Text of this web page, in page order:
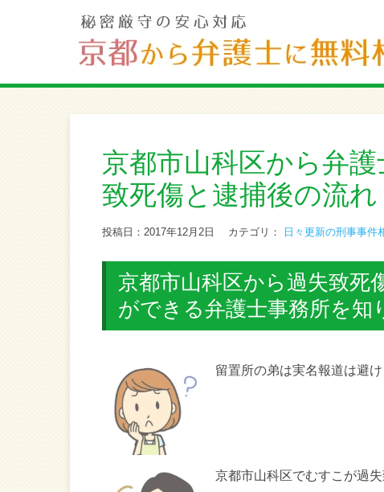
京都市山科区から弁
致死傷と逮捕後の流れ
投稿日：2017年12月2日 カテゴリ： 日々更新の刑事事件
京都市山科区から過失致死
ができる弁護士事務所を知
留置所の弟は実名報道は避
京都市山科区でむすこが過